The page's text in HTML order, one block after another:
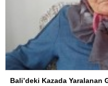
Bali’deki Kazada Yaralanan